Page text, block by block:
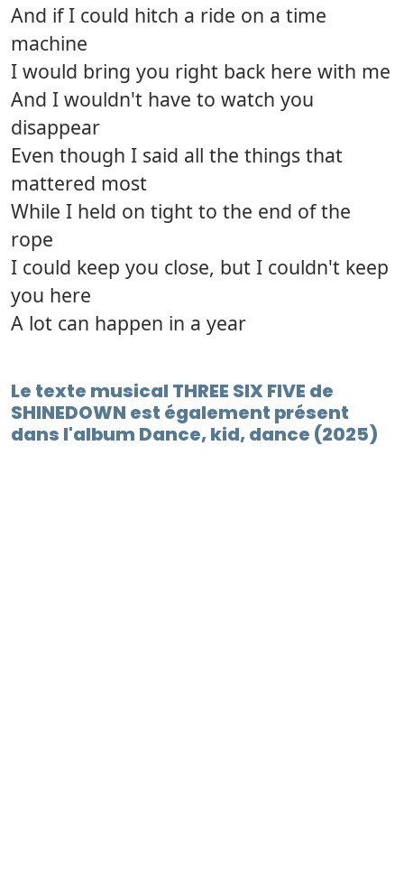
And if I could hitch a ride on a time
machine
I would bring you right back here with me
And I wouldn't have to watch you
disappear
Even though I said all the things that
mattered most
While I held on tight to the end of the
rope
I could keep you close, but I couldn't keep
you here
A lot can happen in a year
Le texte musical THREE SIX FIVE de
SHINEDOWN est également présent
dans l'album Dance, kid, dance (2025)